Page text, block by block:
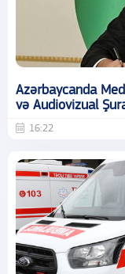
Azərbaycanda
və Audiovizual
16:22